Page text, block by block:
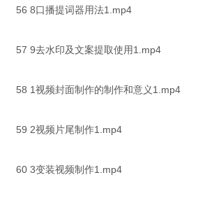
56 8口播提词器用法1.mp4
57 9去水印及文案提取使用1.mp4
58 1视频封面制作的制作和意义1.mp4
59 2视频片尾制作1.mp4
60 3变装视频制作1.mp4